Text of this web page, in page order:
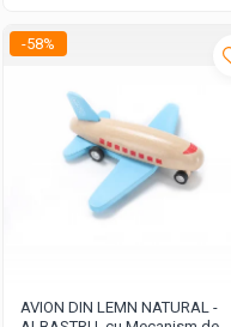
-58%
AVION DIN LEMN NATURAL -